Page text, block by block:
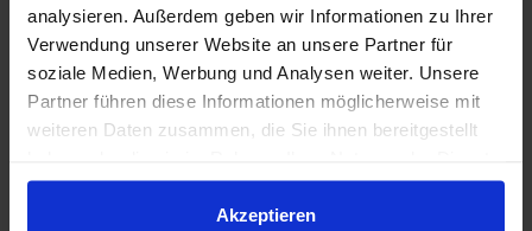
analysieren. Außerdem geben wir Informationen zu Ihrer
Verwendung unserer Website an unsere Partner für
soziale Medien, Werbung und Analysen weiter. Unsere
Partner führen diese Informationen möglicherweise mit
weiteren Daten zusammen, die Sie ihnen bereitgestellt
gesammelt haben.
Akzeptieren
In diesem Fall benennen sich die Partner gegenseitig
als alleinige Begünstigte und wählen bei Bedarf eine
oder mehrere Personen außerhalb der Partnerschaft
Wohltätigkeitsorganisation) als endgültige Erben
aus. Der Nachlass wird erst nach dem Tod der beiden